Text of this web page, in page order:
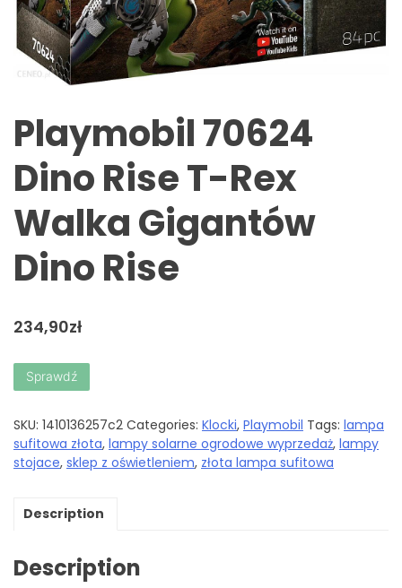
Playmobil 70624
Dino Rise T-Rex
Walka Gigantów
Dino Rise
234,90zł
Sprawdź
SKU: 1410136257c2 Categories: Klocki, Playmobil Tags: lampa
sufitowa złota, lampy solarne ogrodowe wyprzedaż, lampy
stojace, sklep z oświetleniem, złota lampa sufitowa
Description
Description